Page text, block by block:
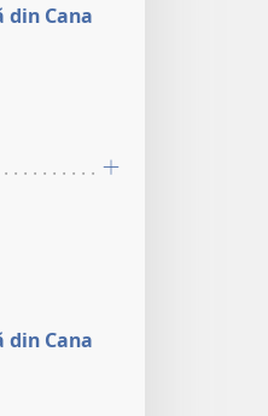
Cana
Cana